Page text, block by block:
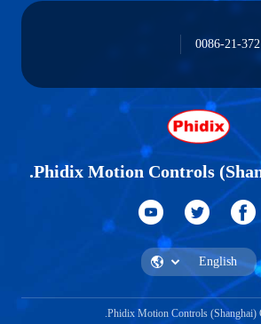
0086-21-
Phidix Motion Controls
Phidix Motion Controls (Shanghai)